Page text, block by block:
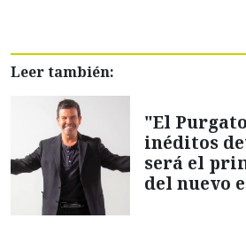
Leer también:
"El
inéditos
será el
del nuevo